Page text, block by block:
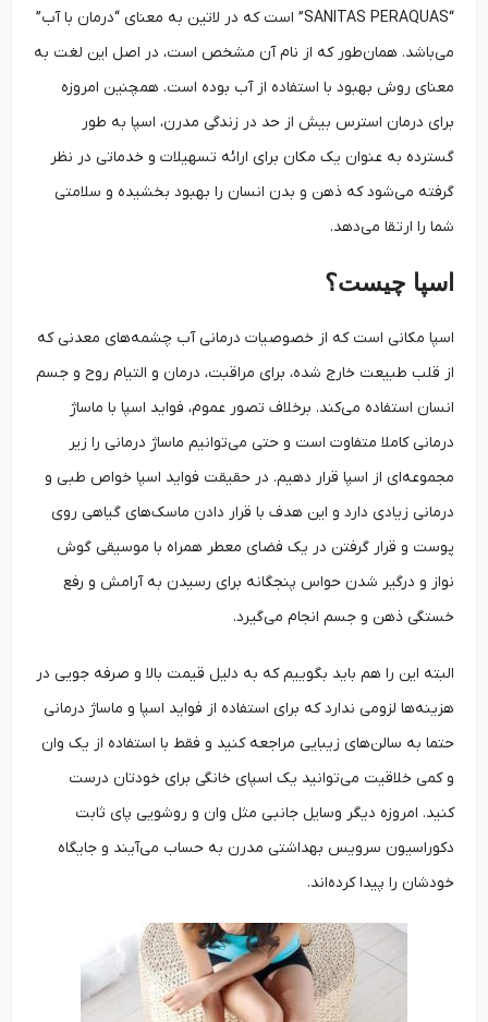
“SANITAS PERAQUAS” است که در لاتین به معنای “درمان با آب”
می‌باشد. همان‌طور که از نام آن مشخص است، در اصل این لغت به
معنای روش بهبود با استفاده از آب بوده است. همچنین امروزه
برای درمان استرس بیش از حد در زندگی مدرن، اسپا به طور
گسترده به عنوان یک مکان برای ارائه تسهیلات و خدماتی در نظر
گرفته می‌شود که ذهن و بدن انسان را بهبود بخشیده و سلامتی
شما را ارتقا می‌دهد.
اسپا چیست؟
اسپا مکانی است که از خصوصیات درمانی آب چشمه‌های معدنی که
از قلب طبیعت خارج شده، برای مراقبت، درمان و التیام روح و جسم
انسان استفاده می‌کند. برخلاف تصور عموم، فواید اسپا با ماساژ
درمانی کاملا متفاوت است و حتی می‌توانیم ماساژ درمانی را زیر
مجموعه‌ای از اسپا قرار دهیم. در حقیقت فواید اسپا خواص طبی و
درمانی زیادی دارد و این هدف با قرار دادن ماسک‌های گیاهی روی
پوست و قرار گرفتن در یک فضای معطر همراه با موسیقی گوش
‌نواز و درگیر شدن حواس پنجگانه برای رسیدن به آرامش و رفع
خستگی ذهن و جسم انجام می‌گیرد.
البته این را هم باید بگوییم که به دلیل قیمت بالا و صرفه جویی در
هزینه‌ها لزومی ندارد که برای استفاده از فواید اسپا و ماساژ درمانی
حتما به سالن‌های زیبایی مراجعه کنید و فقط با استفاده از یک وان
و کمی خلاقیت می‌توانید یک اسپای خانگی برای خودتان درست
کنید. امروزه دیگر وسایل جانبی مثل وان و روشویی پای ثابت
دکوراسیون سرویس بهداشتی مدرن به حساب می‌آیند و جایگاه
خودشان را پیدا کرده‌اند.